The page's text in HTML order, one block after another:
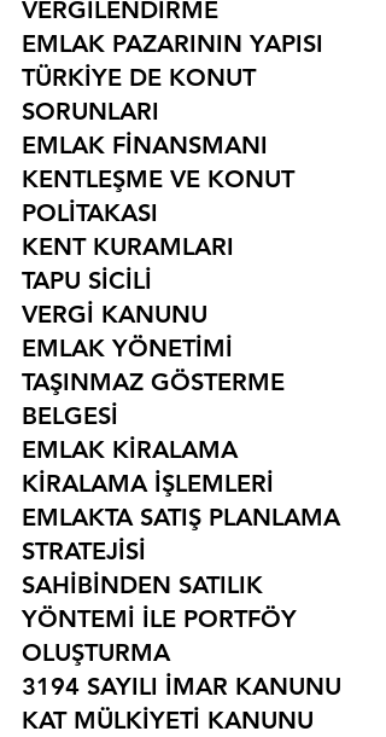
VERGİLENDİRME
EMLAK PAZARININ YAPISI
TÜRKİYE DE KONUT
SORUNLARI
EMLAK FİNANSMANI
KENTLEŞME VE KONUT
POLİTAKASI
KENT KURAMLARI
TAPU SİCİLİ
VERGİ KANUNU
EMLAK YÖNETİMİ
TAŞINMAZ GÖSTERME
BELGESİ
EMLAK KİRALAMA
KİRALAMA İŞLEMLERİ
EMLAKTA SATIŞ PLANLAMA
STRATEJİSİ
SAHİBİNDEN SATILIK
YÖNTEMİ İLE PORTFÖY
OLUŞTURMA
3194 SAYILI İMAR KANUNU
KAT MÜLKİYETİ KANUNU